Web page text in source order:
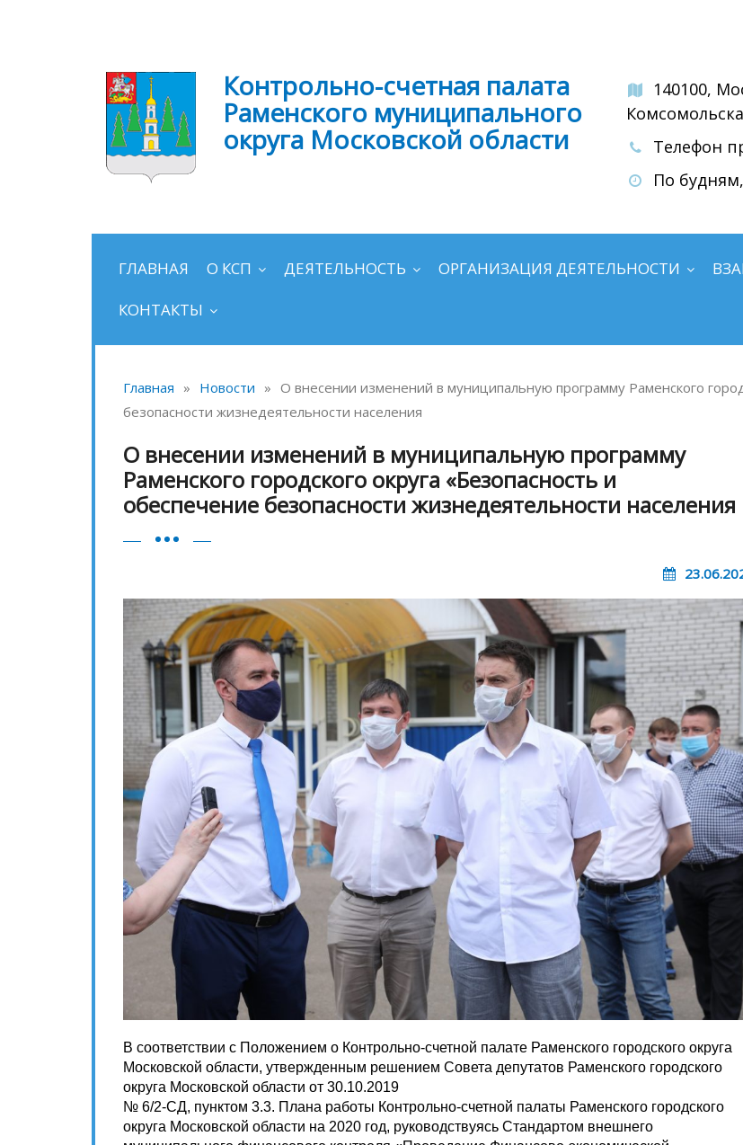
Контрольно-счетная палата
Раменского муниципального
округа Московской области
140100,
Телефон
По
ГЛАВНАЯ О КСП ДЕЯТЕЛЬНОСТЬ ОРГАНИЗАЦИЯ ДЕЯТЕЛЬНОСТИ
КОНТАКТЫ
Главная » Новости » О внесении изменений в муниципальную программу Раменского
безопасности жизнедеятельности населения
О внесении изменений в муниципальную программу
Раменского городского округа «Безопасность и
обеспечение безопасности жизнедеятельности населения
В соответствии с Положением о Контрольно-счетной палате Раменского городского округа
Московской области, утвержденным решением Совета депутатов Раменского городского
округа Московской области от 30.10.2019
№ 6/2-СД, пунктом 3.3. Плана работы Контрольно-счетной палаты Раменского городского
округа Московской области на 2020 год, руководствуясь Стандартом внешнего